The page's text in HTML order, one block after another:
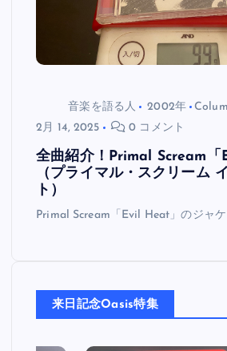
音楽を語る人 2002年
2月 14, 2025
0 コメント
全曲紹介！Primal Scream「
（プライマル・スクリーム
ト）
Primal Scream「Evil Heat」のジャ
来日記念Oasis特集